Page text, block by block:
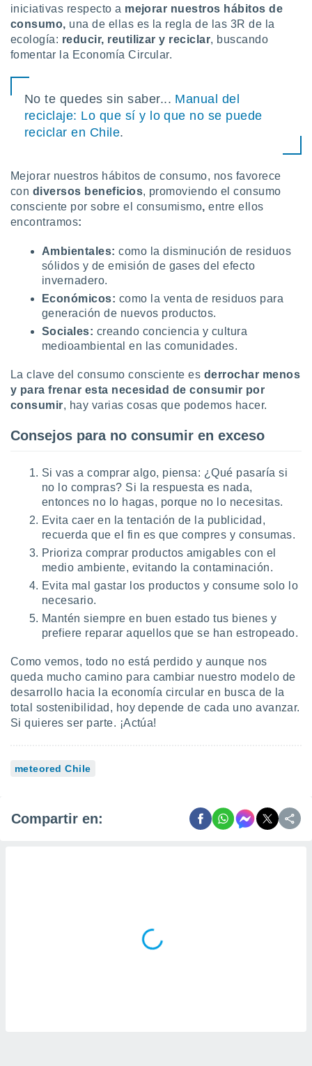
1199
iniciativas respecto a mejorar nuestros hábitos de
consumo, una de ellas es la regla de las 3R de la
ecología: reducir, reutilizar y reciclar, buscando
fomentar la Economía Circular.
No te quedes sin saber... Manual del
reciclaje: Lo que sí y lo que no se puede
reciclar en Chile.
Mejorar nuestros hábitos de consumo, nos favorece
con diversos beneficios, promoviendo el consumo
consciente por sobre el consumismo,entre ellos
encontramos:
Ambientales:como la disminución de residuos
sólidos y de emisión de gases del efecto
invernadero.
Económicos: como la venta de residuos para
generación de nuevos productos.
Sociales: creando conciencia y cultura
medioambiental en las comunidades.
La clave del consumo consciente es derrochar menos
y para frenar esta necesidad de consumir por
consumir, hay varias cosas que podemos hacer.
Consejos para no consumir en exceso
Si vas a comprar algo, piensa: ¿Qué pasaría si
no lo compras? Si la respuesta es nada,
entonces no lo hagas, porque no lo necesitas.
Evita caer en la tentación de la publicidad,
recuerda que el fin es que compres y consumas.
Prioriza comprar productos amigables con el
medio ambiente, evitando la contaminación.
Evita mal gastar los productos y consume solo lo
necesario.
Mantén siempre en buen estado tus bienes y
prefiere reparar aquellos que se han estropeado.
Como vemos, todo no está perdido y aunque nos
queda mucho camino para cambiar nuestro modelo de
desarrollo hacia la economía circular en busca de la
total sostenibilidad, hoy depende de cada uno avanzar.
Si quieres ser parte. ¡Actúa!
meteored Chile
Compartir en: